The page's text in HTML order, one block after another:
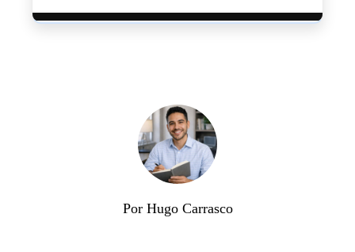
Por Hugo Carrasco